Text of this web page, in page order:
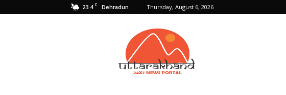
23.4 C Dehradun Thursday, August 6, 2026
Uttarakhand
24X7